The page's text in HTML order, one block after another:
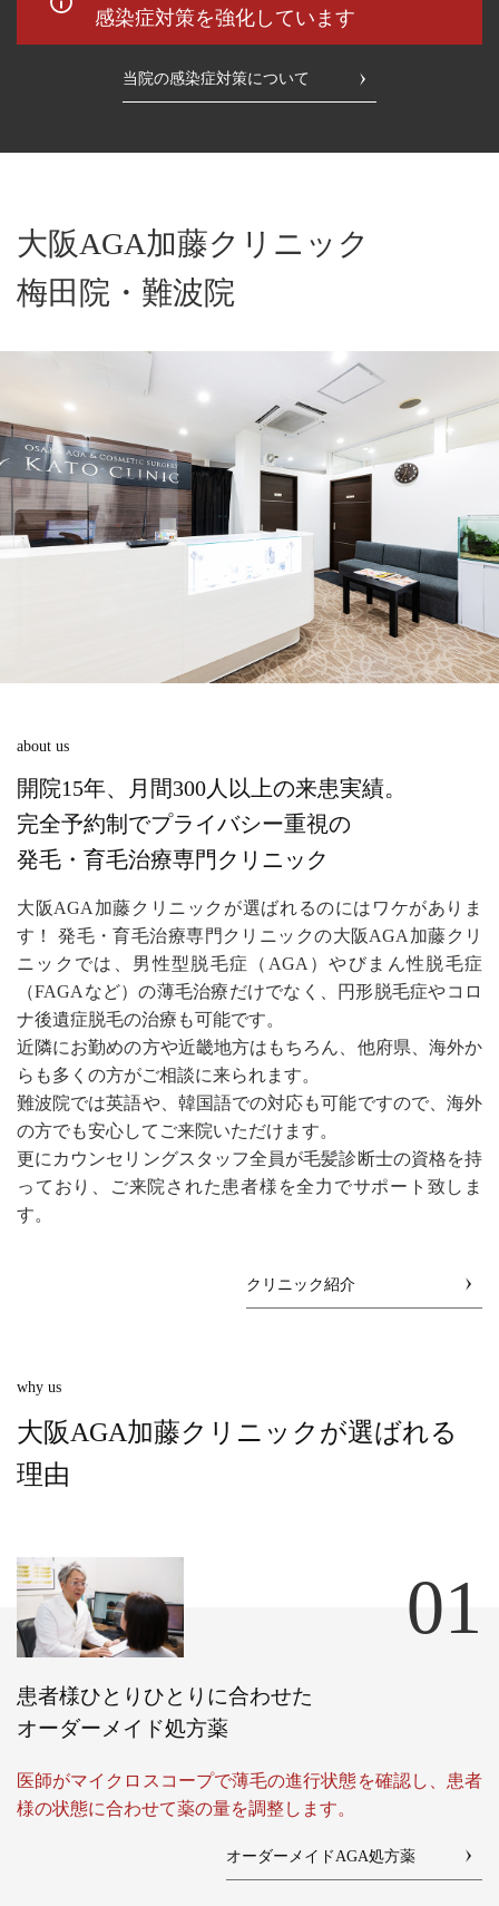
感染症対策を強化しています
当院の感染症対策について
大阪AGA加藤クリニック
梅田院・難波院
about us
開院15年、月間300人以上の来患実績。
完全予約制でプライバシー重視の
発毛・育毛治療専門クリニック
大阪AGA加藤クリニックが選ばれるのにはワケがありま
す！ 発毛・育毛治療専門クリニックの大阪AGA加藤クリ
ニックでは、男性型脱毛症（AGA）やびまん性脱毛症
（FAGAなど）の薄毛治療だけでなく、円形脱毛症やコロ
ナ後遺症脱毛の治療も可能です。
近隣にお勤めの方や近畿地方はもちろん、他府県、海外か
らも多くの方がご相談に来られます。
難波院では英語や、韓国語での対応も可能ですので、海外
の方でも安心してご来院いただけます。
更にカウンセリングスタッフ全員が毛髪診断士の資格を持
っており、ご来院された患者様を全力でサポート致しま
す。
クリニック紹介
why us
大阪AGA加藤クリニックが選ばれる
理由
01
患者様ひとりひとりに合わせた
オーダーメイド処方薬
医師がマイクロスコープで薄毛の進行状態を確認し、患者
様の状態に合わせて薬の量を調整します。
オーダーメイドAGA処方薬